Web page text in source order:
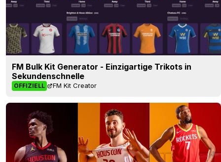
FM Bulk Kit Generator - Einzigartige Trikots in
Sekundenschnelle
OFFIZIELL FM Kit Creator